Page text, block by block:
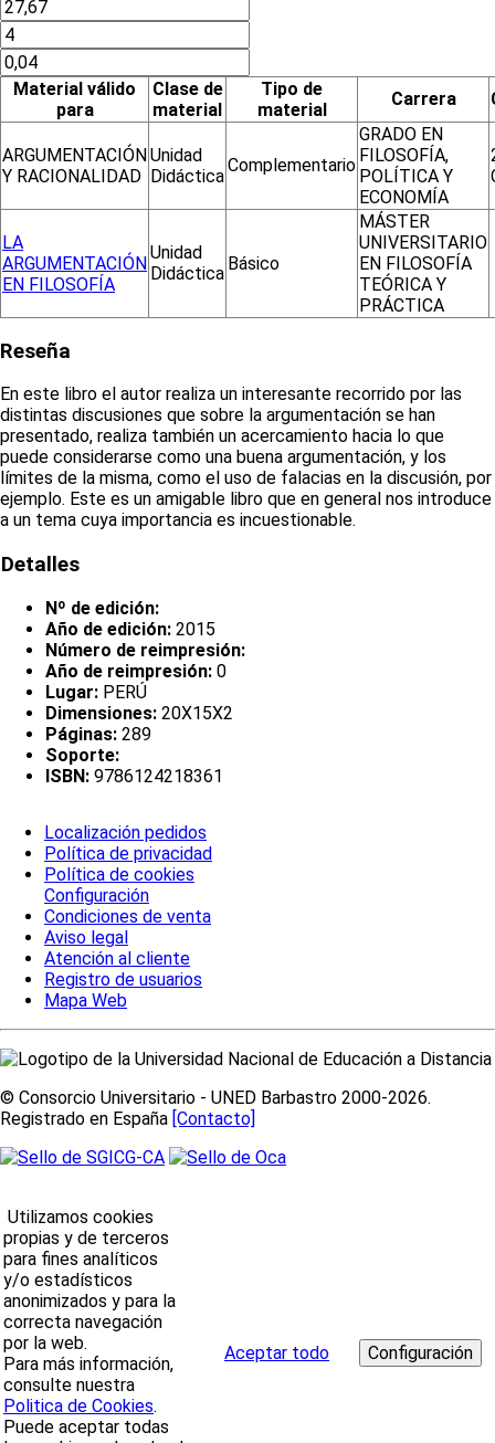
Material válido
para
Clase de
material
Tipo de
material
Carrera
ARGUMENTACIÓN
Y RACIONALIDAD
Unidad
Didáctica
Complementario
GRADO EN
FILOSOFÍA,
POLÍTICA Y
ECONOMÍA
LA
ARGUMENTACIÓN
EN FILOSOFÍA
Unidad
Didáctica Básico
MÁSTER
UNIVERSITARIO
EN FILOSOFÍA
TEÓRICA Y
PRÁCTICA
Reseña
En este libro el autor realiza un interesante recorrido por las
distintas discusiones que sobre la argumentación se han
presentado, realiza también un acercamiento hacia lo que
puede considerarse como una buena argumentación, y los
límites de la misma, como el uso de falacias en la discusión, por
ejemplo. Este es un amigable libro que en general nos introduce
a un tema cuya importancia es incuestionable.
Detalles
Nº de edición:
Año de edición: 2015
Número de reimpresión:
Año de reimpresión: 0
Lugar: PERÚ
Dimensiones: 20X15X2
Páginas: 289
Soporte:
ISBN: 9786124218361
Localización pedidos
Política de privacidad
Política de cookies
Configuración
Condiciones de venta
Aviso legal
Atención al cliente
Registro de usuarios
Mapa Web
© Consorcio Universitario - UNED Barbastro 2000-2026.
Registrado en España [Contacto]
Utilizamos cookies
propias y de terceros
para fines analíticos
y/o estadísticos
anonimizados y para la
correcta navegación
por la web.
Para más información,
consulte nuestra
Politica de Cookies.
Puede aceptar todas
Aceptar todo